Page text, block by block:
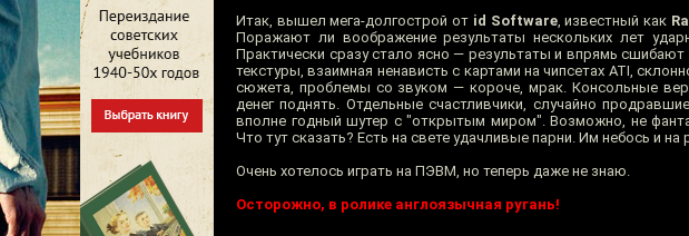
Итак, вышел мега-долгострой от id Software, известный как
Поражают ли воображение результаты нескольких лет
Практически сразу стало ясно — результаты и впрямь
текстуры, взаимная ненависть с картами на чипсетах ATI,
сюжета, проблемы со звуком — короче, мрак. Консольные
денег поднять. Отдельные счастливчики, случайно
вполне годный шутер с "открытым миром". Возможно, не
Что тут сказать? Есть на свете удачливые парни. Им небось и на
Очень хотелось играть на ПЭВМ, но теперь даже не знаю.
Осторожно, в ролике англоязычная ругань!